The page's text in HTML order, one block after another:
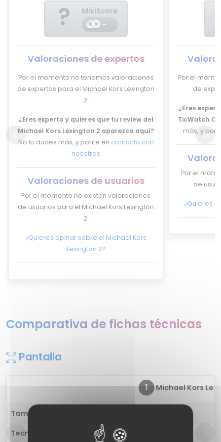
?
MixiScore
-
Valoraciones de expertos
Por el momento no tenemos valoraciones
de expertos para el Michael Kors Lexington
2.
¿Eres experto y quieres que tu review del
Michael Kors Lexington 2 aparezca aquí?
No lo dudes más, y ponte en contacto con
nosotros
Valoraciones de usuarios
Por el momento no existen valoraciones
de usuarios para el Michael Kors Lexington
2.
¿Quieres opinar sobre el Michael Kors
Lexington 2?
Por el
de
¿Eres
TicWatch
más, y
Por el
de
¿Quieres
Comparativa de fichas técnicas
Pantalla
1 Michael Kors
Tamaño
Tecnología